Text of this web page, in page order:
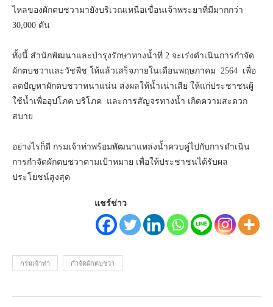
ไหลของผักตบชวามายังบริเวณเหนือเขื่อนเจ้าพระยาที่มีมากกว่า
30,000 ตัน
ทั้งนี้ สำนักพัฒนาและบำรุงรักษาทางน้ำที่ 2 จะเร่งดำเนินการกำจัด
ผักตบชวาและวัชพืช ให้แล้วเสร็จภายในเดือนพฤษภาคม 2564 เพื่อ
ลดปัญหาผักตบชวาหนาแน่น ส่งผลให้น้ำเน่าเสีย ให้แก่ประชาชนผู้
ใช้น้ำเพื่ออุปโภค บริโภค และการสัญจรทางน้ำ เกิดความสะดวก
สบาย
อย่างไรก็ดี กรมเจ้าท่าพร้อมพัฒนาแหล่งน้ำควบคู่ไปกับการดำเนิน
การกำจัดผักตบชวาตามเป้าหมาย เพื่อให้ประชาชนได้รับผล
ประโยชน์สูงสุด
แชร์ข่าว
กรมเจ้าท่า กำจัดผักตบชวา